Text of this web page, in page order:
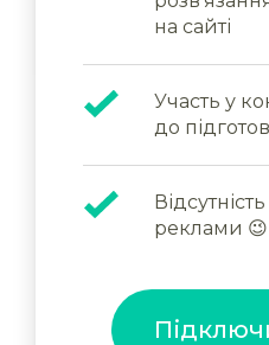
на сайті
Участь у
до
реклами 😉